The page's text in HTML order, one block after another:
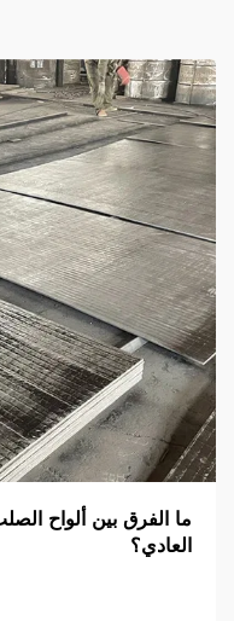
ما الفرق بين ألواح
العادي؟